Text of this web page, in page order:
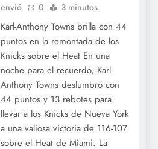
envió
0 3 minutos
Karl-Anthony Towns brilla con 44
puntos en la remontada de los
Knicks sobre el Heat En una
noche para el recuerdo, Karl-
Anthony Towns deslumbró con
44 puntos y 13 rebotes para
llevar a los Knicks de Nueva York
a una valiosa victoria de 116-107
sobre el Heat de Miami. La